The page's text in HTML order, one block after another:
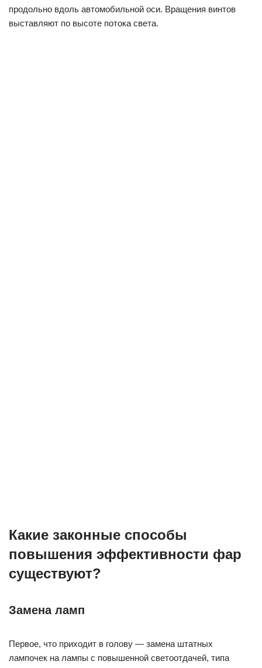
продольно вдоль автомобильной оси. Вращения винтов
выставляют по высоте потока света.
Какие законные способы
повышения эффективности фар
существуют?
Замена ламп
Первое, что приходит в голову — замена штатных
лампочек на лампы с повышенной светоотдачей, типа